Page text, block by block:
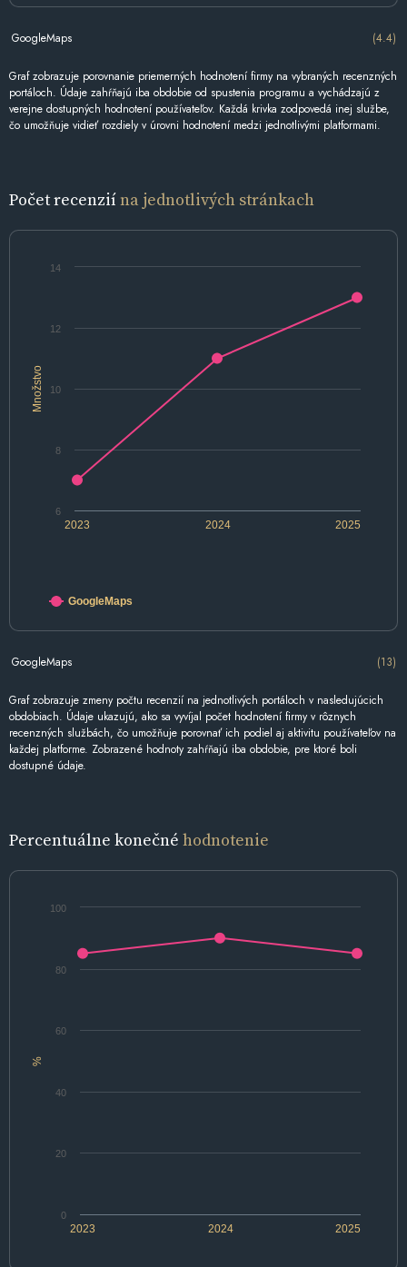
GoogleMaps (4.4)
Graf zobrazuje porovnanie priemerných hodnotení firmy na vybraných recenzných
portáloch. Údaje zahŕňajú iba obdobie od spustenia programu a vychádzajú z
verejne dostupných hodnotení používateľov. Každá krivka zodpovedá inej službe,
čo umožňuje vidieť rozdiely v úrovni hodnotení medzi jednotlivými platformami.
Počet recenziína jednotlivých stránkach
Množstvo
2023 2024 2025
6
8
10
12
14
GoogleMaps
GoogleMaps (13)
Graf zobrazuje zmeny počtu recenzií na jednotlivých portáloch v nasledujúcich
obdobiach. Údaje ukazujú, ako sa vyvíjal počet hodnotení firmy v rôznych
recenzných službách, čo umožňuje porovnať ich podiel aj aktivitu používateľov na
každej platforme. Zobrazené hodnoty zahŕňajú iba obdobie, pre ktoré boli
dostupné údaje.
Percentuálne konečné hodnotenie
%
2023 2024 2025
0
20
40
60
80
100